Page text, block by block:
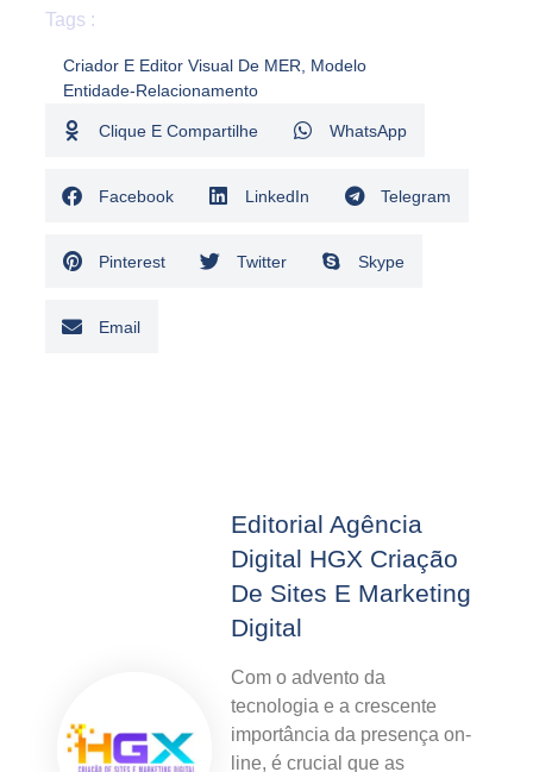
Tags :
Criador E Editor Visual De MER
Modelo
Entidade‑Relacionamento
Clique E Compartilhe WhatsApp
Facebook LinkedIn Telegram
Pinterest Twitter Skype
Email
Editorial Agência
Digital HGX Criação
De Sites E Marketing
Digital
Com o advento da
tecnologia e a crescente
importância da presença on-
line, é crucial que as